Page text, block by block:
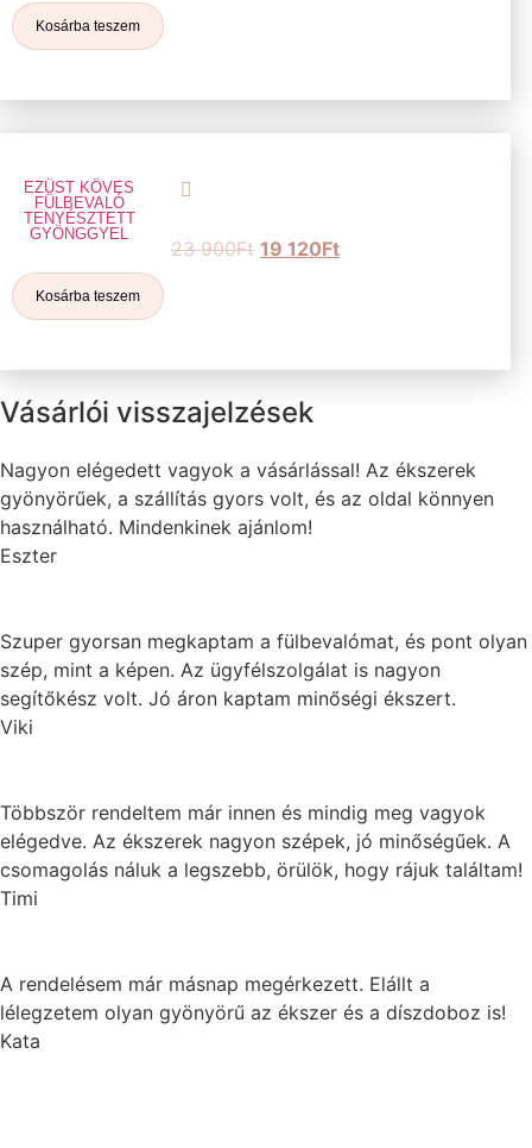
Kosárba teszem
EZÜST KÖVES
FÜLBEVALÓ
TENYÉSZTETT
GYÖNGGYEL
23 900Ft 19 120Ft
Kosárba teszem
Vásárlói visszajelzések
Nagyon elégedett vagyok a vásárlással! Az ékszerek
gyönyörűek, a szállítás gyors volt, és az oldal könnyen
használható. Mindenkinek ajánlom!
Eszter
Szuper gyorsan megkaptam a fülbevalómat, és pont olyan
szép, mint a képen. Az ügyfélszolgálat is nagyon
segítőkész volt. Jó áron kaptam minőségi ékszert.
Viki
Többször rendeltem már innen és mindig meg vagyok
elégedve. Az ékszerek nagyon szépek, jó minőségűek. A
csomagolás náluk a legszebb, örülök, hogy rájuk találtam!
Timi
A rendelésem már másnap megérkezett. Elállt a
lélegzetem olyan gyönyörű az ékszer és a díszdoboz is!
Kata